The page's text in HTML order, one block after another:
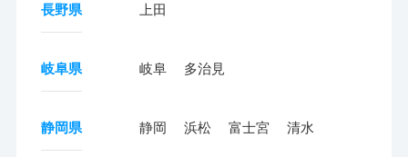
長野県 上田
岐阜県 岐阜 多治見
静岡県 静岡 浜松 富士宮 清水